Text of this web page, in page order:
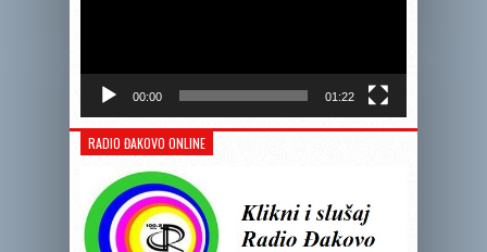
00:00 01:22
RADIO ĐAKOVO ONLINE